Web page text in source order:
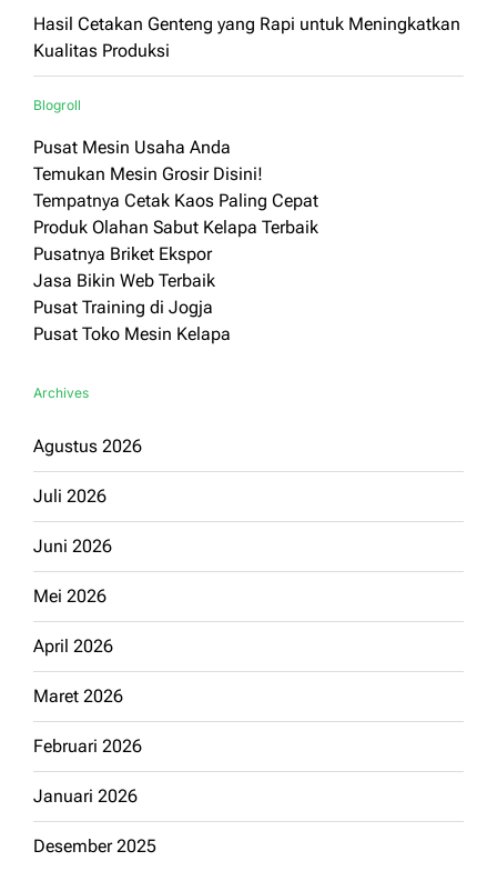
Hasil Cetakan Genteng yang Rapi untuk Meningkatkan
Kualitas Produksi
Blogroll
Pusat Mesin Usaha Anda
Temukan Mesin Grosir Disini!
Tempatnya Cetak Kaos Paling Cepat
Produk Olahan Sabut Kelapa Terbaik
Pusatnya Briket Ekspor
Jasa Bikin Web Terbaik
Pusat Training di Jogja
Pusat Toko Mesin Kelapa
Archives
Agustus 2026
Juli 2026
Juni 2026
Mei 2026
April 2026
Maret 2026
Februari 2026
Januari 2026
Desember 2025